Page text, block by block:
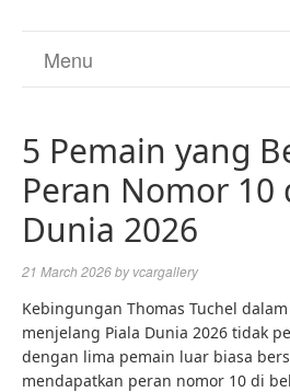
Menu
5 Pemain yang
Peran Nomor 10
Dunia 2026
21 March 2026by vcargallery
Kebingungan Thomas Tuchel
menjelang Piala Dunia 2026 tidak
dengan lima pemain luar biasa
mendapatkan peran nomor 10 di